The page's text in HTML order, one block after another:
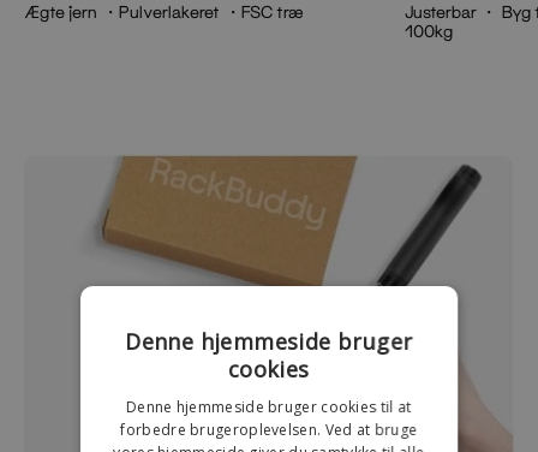
Ægte jern ・Pulverlakeret ・FSC træ
Justerbar ・
100kg
Denne hjemmeside bruger
cookies
Denne hjemmeside bruger cookies til at
forbedre brugeroplevelsen. Ved at bruge